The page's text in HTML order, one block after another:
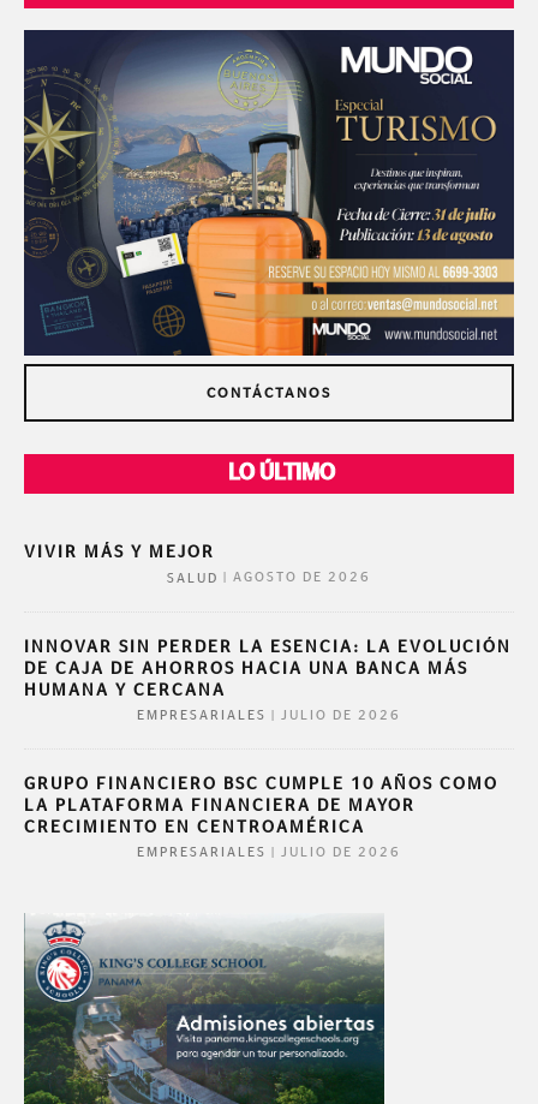
CONTÁCTANOS
LO ÚLTIMO
VIVIR MÁS Y MEJOR
SALUD AGOSTO DE 2026
INNOVAR SIN PERDER LA ESENCIA: LA EVOLUCIÓN
DE CAJA DE AHORROS HACIA UNA BANCA MÁS
HUMANA Y CERCANA
EMPRESARIALES JULIO DE 2026
GRUPO FINANCIERO BSC CUMPLE 10 AÑOS COMO
LA PLATAFORMA FINANCIERA DE MAYOR
CRECIMIENTO EN CENTROAMÉRICA
EMPRESARIALES JULIO DE 2026